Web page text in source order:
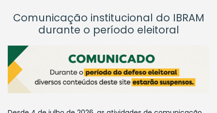
Comunicação institucional do IBRAM
durante o período eleitoral